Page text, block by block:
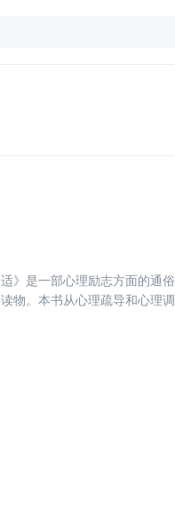
》是一部心理励志方面的
物。本书从心理疏导和心理